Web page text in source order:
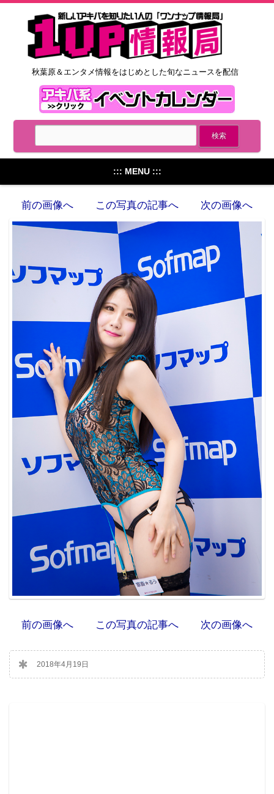
秋葉原＆エンタメ情報をはじめとした旬なニュースを配信
::: MENU :::
前の画像へ この写真の記事へ 次の画像へ
前の画像へ この写真の記事へ 次の画像へ
2018年4月19日